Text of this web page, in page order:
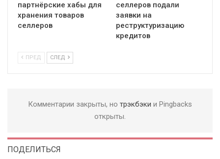
партнёрские хабы для
хранения товаров
селлеров
селлеров подали
заявки на
реструктуризацию
кредитов
ПРЕД СЛЕД
Комментарии закрыты, но трэкбэки и Pingbacks
открыты.
ПОДЕЛИТЬСЯ